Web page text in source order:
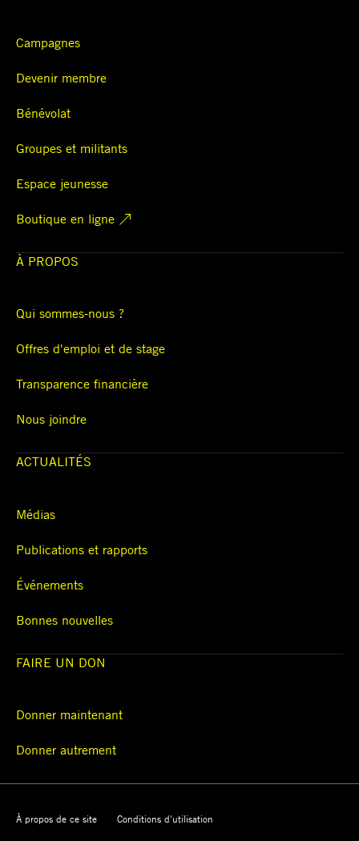
Campagnes
Devenir membre
Bénévolat
Groupes et militants
Espace jeunesse
Boutique en ligne
À PROPOS
Qui sommes-nous ?
Offres d'emploi et de stage
Transparence financière
Nous joindre
ACTUALITÉS
Médias
Publications et rapports
Événements
Bonnes nouvelles
FAIRE UN DON
Donner maintenant
Donner autrement
À propos de ce site Conditions d'utilisation